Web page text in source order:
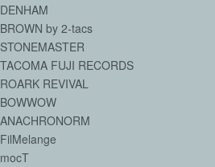
DENHAM
BROWN by 2-tacs
STONEMASTER
TACOMA FUJI RECORDS
ROARK REVIVAL
BOWWOW
ANACHRONORM
FilMelange
mocT